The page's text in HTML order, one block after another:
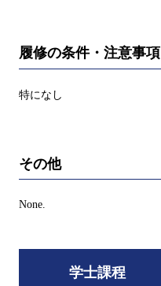
履修の条件・注意事項
特になし
その他
None.
学士課程